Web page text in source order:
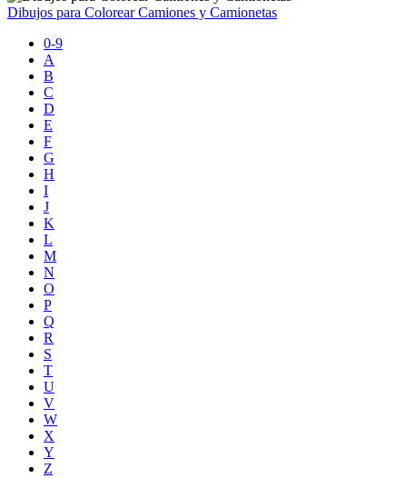
Dibujos para Colorear Camiones y Camionetas
0-9
A
B
C
D
E
F
G
H
I
J
K
L
M
N
O
P
Q
R
S
T
U
V
W
X
Y
Z